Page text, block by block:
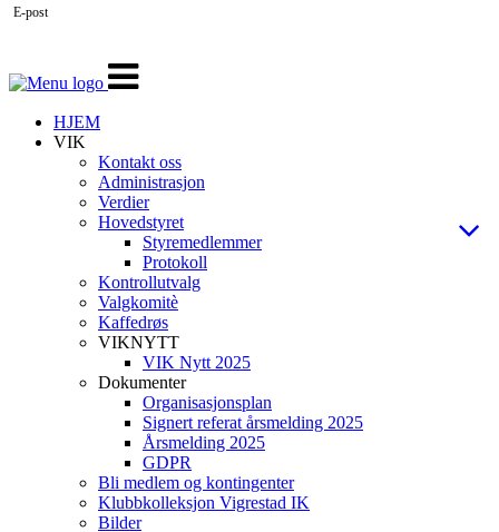
Veksle
navigasjon
HJEM
VIK
Kontakt oss
Administrasjon
Verdier
Hovedstyret
Styremedlemmer
Protokoll
Kontrollutvalg
Valgkomitè
Kaffedrøs
VIKNYTT
VIK Nytt 2025
Dokumenter
Organisasjonsplan
Signert referat årsmelding 2025
Årsmelding 2025
GDPR
Bli medlem og kontingenter
Klubbkolleksjon Vigrestad IK
Bilder
E-post